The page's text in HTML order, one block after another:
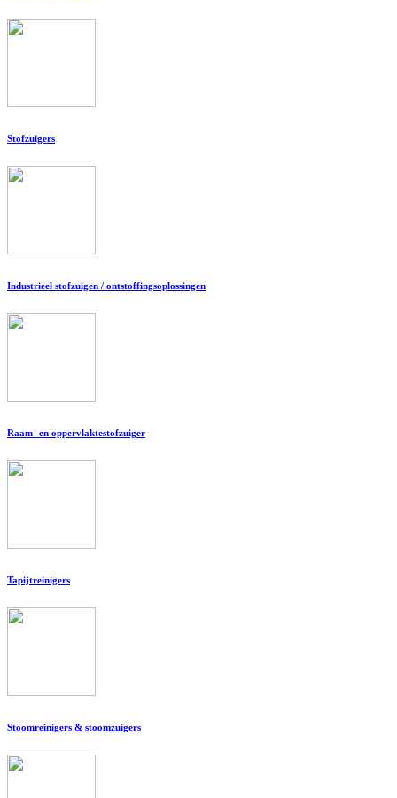
Stofzuigers
Industrieel stofzuigen / ontstoffingsoplossingen
Raam- en oppervlaktestofzuiger
Tapijtreinigers
Stoomreinigers & stoomzuigers